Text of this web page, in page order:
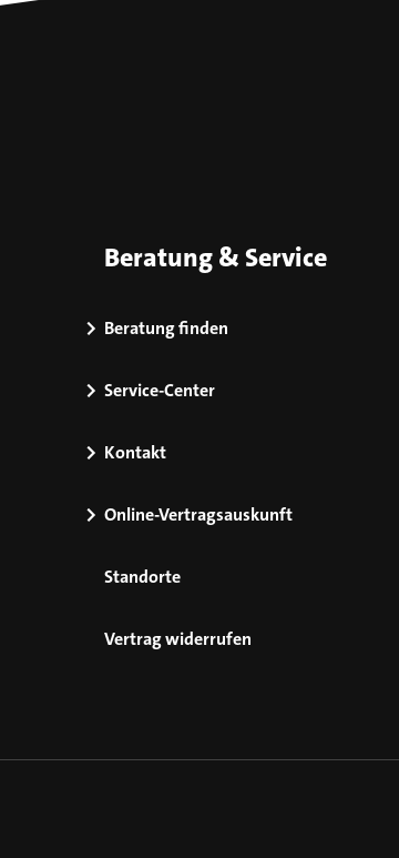
Beratung & Service
Beratung finden
Service-Center
Kontakt
Online-Vertragsauskunft
Standorte
Vertrag widerrufen